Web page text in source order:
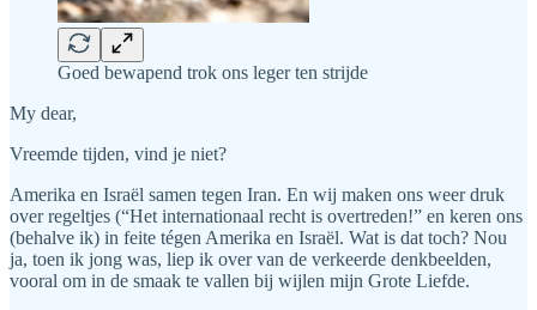
Goed bewapend trok ons leger ten strijde
My dear,
Vreemde tijden, vind je niet?
Amerika en Israël samen tegen Iran. En wij maken ons weer druk
over regeltjes (“Het internationaal recht is overtreden!” en keren ons
(behalve ik) in feite tégen Amerika en Israël. Wat is dat toch? Nou
ja, toen ik jong was, liep ik over van de verkeerde denkbeelden,
vooral om in de smaak te vallen bij wijlen mijn Grote Liefde.